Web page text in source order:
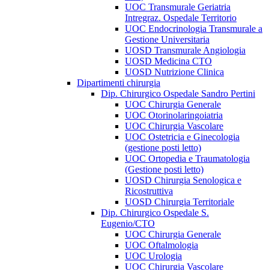
UOC Transmurale Geriatria
Intregraz. Ospedale Territorio
UOC Endocrinologia Transmurale a
Gestione Universitaria
UOSD Transmurale Angiologia
UOSD Medicina CTO
UOSD Nutrizione Clinica
Dipartimenti chirurgia
Dip. Chirurgico Ospedale Sandro Pertini
UOC Chirurgia Generale
UOC Otorinolaringoiatria
UOC Chirurgia Vascolare
UOC Ostetricia e Ginecologia
(gestione posti letto)
UOC Ortopedia e Traumatologia
(Gestione posti letto)
UOSD Chirurgia Senologica e
Ricostruttiva
UOSD Chirurgia Territoriale
Dip. Chirurgico Ospedale S.
Eugenio/CTO
UOC Chirurgia Generale
UOC Oftalmologia
UOC Urologia
UOC Chirurgia Vascolare